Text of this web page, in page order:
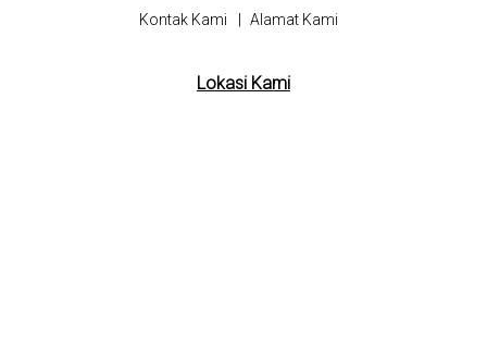
Kontak Kami Alamat Kami
Lokasi Kami